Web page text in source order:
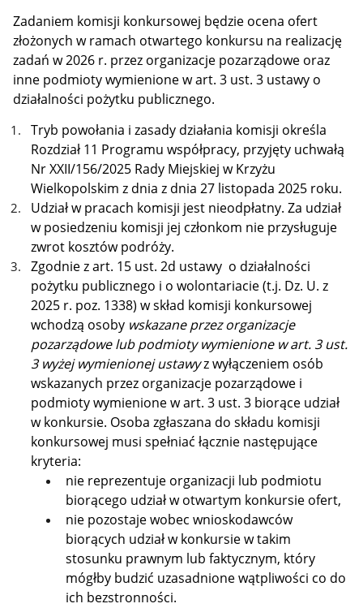
Zadaniem komisji konkursowej będzie ocena ofert
złożonych w ramach otwartego konkursu na realizację
zadań w 2026 r. przez organizacje pozarządowe oraz
inne podmioty wymienione w art. 3 ust. 3 ustawy o
działalności pożytku publicznego.
Tryb powołania i zasady działania komisji określa
Rozdział 11 Programu współpracy, przyjęty uchwałą
Nr XXII/156/2025 Rady Miejskiej w Krzyżu
Wielkopolskim z dnia z dnia 27 listopada 2025 roku.
Udział w pracach komisji jest nieodpłatny. Za udział
w posiedzeniu komisji jej członkom nie przysługuje
zwrot kosztów podróży.
Zgodnie z art. 15 ust. 2d ustawy o działalności
pożytku publicznego i o wolontariacie(t.j. Dz. U. z
2025 r. poz. 1338) w skład komisji konkursowej
wchodzą osoby wskazane przez organizacje
pozarządowe lub podmioty wymienione w art. 3 ust.
3 wyżej wymienionej ustawyz wyłączeniem osób
wskazanych przez organizacje pozarządowe i
podmioty wymienione w art. 3 ust. 3 biorące udział
w konkursie. Osoba zgłaszana do składu komisji
konkursowej musi spełniać łącznie następujące
kryteria:
nie reprezentuje organizacji lub podmiotu
biorącego udział w otwartym konkursie ofert,
nie pozostaje wobec wnioskodawców
biorących udział w konkursie w takim
stosunku prawnym lub faktycznym, który
mógłby budzić uzasadnione wątpliwości co do
ich bezstronności.